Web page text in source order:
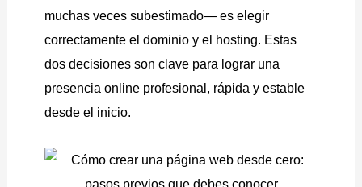
muchas veces subestimado— es elegir
correctamente el dominio y el hosting. Estas
dos decisiones son clave para lograr una
presencia online profesional, rápida y estable
desde el inicio.